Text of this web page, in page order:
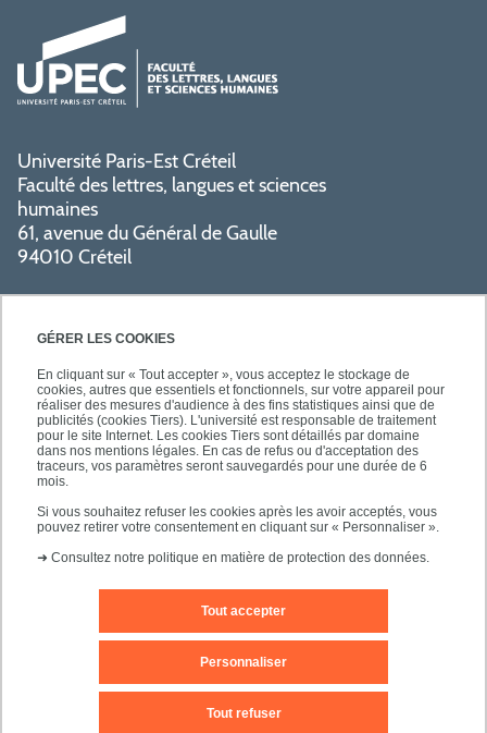
GÉRER LES COOKIES
En cliquant sur « Tout accepter », vous acceptez le stockage de
cookies, autres que essentiels et fonctionnels, sur votre appareil pour
réaliser des mesures d'audience à des fins statistiques ainsi que de
publicités (cookies Tiers). L'université est responsable de traitement
pour le site Internet. Les cookies Tiers sont détaillés par domaine
dans nos mentions légales. En cas de refus ou d'acceptation des
traceurs, vos paramètres seront sauvegardés pour une durée de 6
mois.
Si vous souhaitez refuser les cookies après les avoir acceptés, vous
pouvez retirer votre consentement en cliquant sur « Personnaliser ».
➜ Consultez notre politique en matière de protection des données.
Tout accepter
Tout refuser
Personnaliser
Université Paris-Est Créteil
Faculté des lettres, langues et sciences
humaines
61, avenue du Général de Gaulle
94010 Créteil
PRATIQUE
NOS FORMATIONS
Nous contacter
Plans d'accès Plan du site